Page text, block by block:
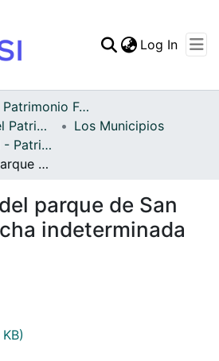
Statistics
Log In
Archivo del Patrimonio Fotográfico y Fílmico del Valle del Cauca
Fondo Archivo del Patrimonio Fotográfico y Fílmico del Valle del Cauca
Los Municipios
APFFVC - Ciudad - Patrimonial
Panorámica del parque de San Fernando, fecha indeterminada
parque de San
indeterminada